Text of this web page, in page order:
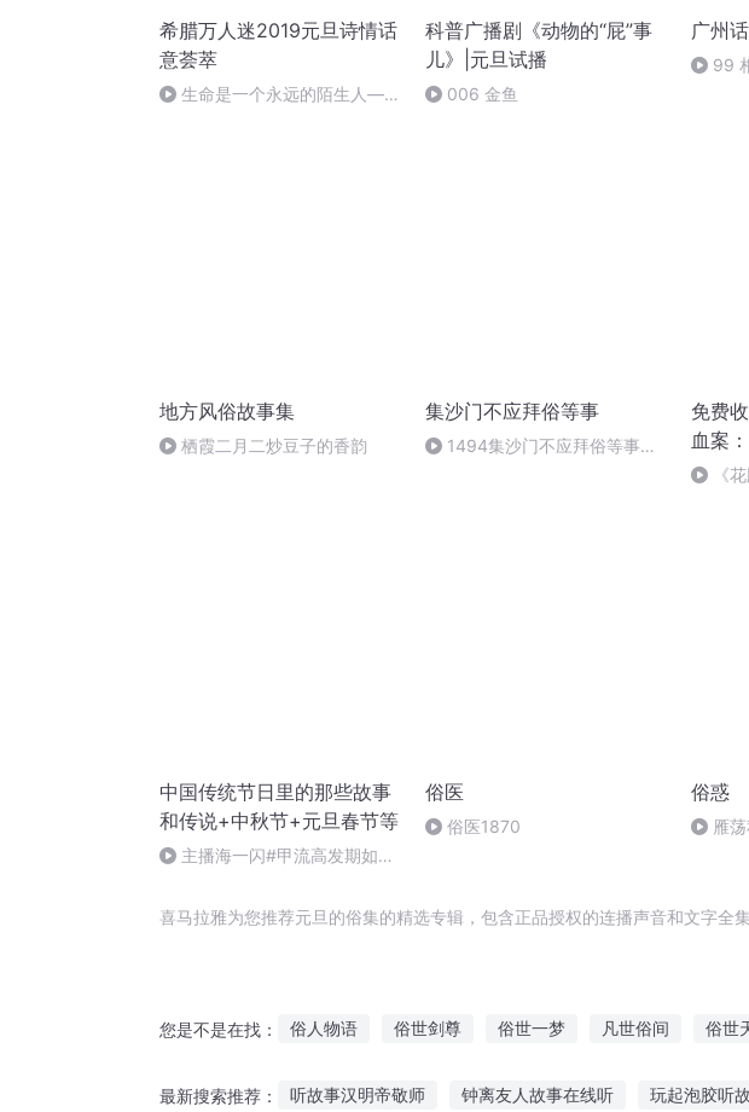
希腊万人迷2019元旦诗情话
意荟萃
生命是一个永远的陌生人——
科普广播剧《动物的“屁”事
儿》|元旦试播
006 金鱼
广州
99
地方风俗故事集
栖霞二月二炒豆子的香韵
集沙门不应拜俗等事
1494集沙门不应拜俗等事六
免费
血案
《
中国传统节日里的那些故事
和传说+中秋节+元旦春节等
主播海一闪#甲流高发期如何
俗医
俗医1870
俗惑
雁
喜马拉雅为您推荐元旦的俗集的精选专辑，包含正品授权的连播声音和文字全
您是不是在找： 俗人物语 俗世剑尊 俗世一梦 凡世俗间 俗世
最新搜索推荐： 听故事汉明帝敬师 钟离友人故事在线听 玩起泡胶听